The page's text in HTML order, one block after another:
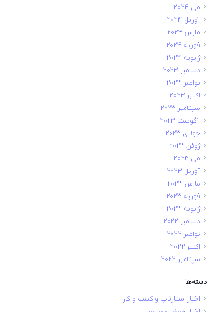
می 2024
آوریل 2024
مارس 2024
فوریه 2024
ژانویه 2024
دسامبر 2023
نوامبر 2023
اکتبر 2023
سپتامبر 2023
آگوست 2023
جولای 2023
ژوئن 2023
می 2023
آوریل 2023
مارس 2023
فوریه 2023
ژانویه 2023
دسامبر 2022
نوامبر 2022
اکتبر 2022
سپتامبر 2022
دسته‌ها
اخبار استارتاپ و کسب و کار